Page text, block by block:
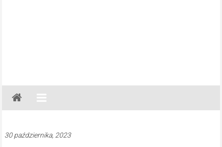
Gazeta
Regionalna
Kłobuck,
30 października, 2023